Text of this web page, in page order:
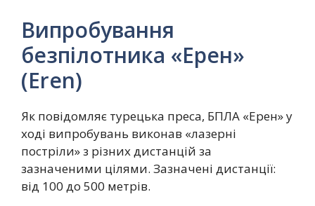
Випробування
безпілотника «Ерен»
(Eren)
Як повідомляє турецька преса, БПЛА «Ерен» у
ході випробувань виконав «лазерні
постріли» з різних дистанцій за
зазначеними цілями. Зазначені дистанції:
від 100 до 500 метрів.